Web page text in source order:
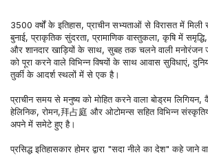
3500 वर्षों के इतिहास, प्राचीन सभ्यताओं से विरासत में
बुनाई, प्राकृतिक सुंदरता, प्रामाणिक वास्तुकला, कृषि में
और शानदार खाड़ियों के साथ, सुबह तक चलने वाली मनोरंजन
को पूरा करने वाले विभिन्न विषयों के साथ आवास सुविधाएं,
तुर्की के आदर्श स्थलों में से एक है।
प्राचीन समय से मनुष्य को मोहित करने वाला बोड्रम लिगियन,
हेलिनिक, रोमन,拜占庭 और ओटोमन्स सहित विभिन्न
अपने में समेटे हुए है।
प्रसिद्ध इतिहासकार होमर द्वारा "सदा नीले का देश" कहे जाने